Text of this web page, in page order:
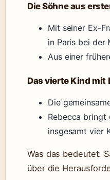
Die Söhne aus
Mit seiner Ex-
in Paris bei der
Aus einer
Das vierte Kind mit
Die
Rebecca bringt
insgesamt vier
Was das bedeutet:
über die